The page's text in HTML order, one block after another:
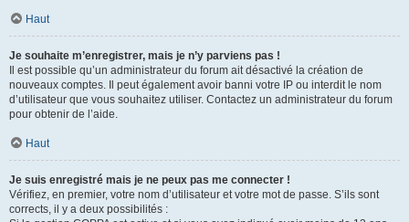
Haut
Je souhaite m’enregistrer, mais je n’y parviens pas !
Il est possible qu’un administrateur du forum ait désactivé la création de
nouveaux comptes. Il peut également avoir banni votre IP ou interdit le nom
d’utilisateur que vous souhaitez utiliser. Contactez un administrateur du forum
pour obtenir de l’aide.
Haut
Je suis enregistré mais je ne peux pas me connecter !
Vérifiez, en premier, votre nom d’utilisateur et votre mot de passe. S’ils sont
corrects, il y a deux possibilités :